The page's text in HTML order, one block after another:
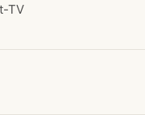
TV